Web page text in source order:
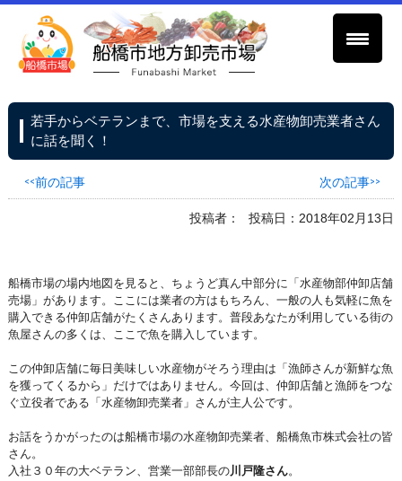
若手からベテランまで、市場を支える水産物卸売業者さん
に話を聞く！
<<前の記事 次の記事>>
投稿者： 投稿日：2018年02月13日
船橋市場の場内地図を見ると、ちょうど真ん中部分に「水産物部仲卸店舗
売場」があります。ここには業者の方はもちろん、一般の人も気軽に魚を
購入できる仲卸店舗がたくさんあります。普段あなたが利用している街の
魚屋さんの多くは、ここで魚を購入しています。
この仲卸店舗に毎日美味しい水産物がそろう理由は「漁師さんが新鮮な魚
を獲ってくるから」だけではありません。今回は、仲卸店舗と漁師をつな
ぐ立役者である「水産物卸売業者」さんが主人公です。
お話をうかがったのは船橋市場の水産物卸売業者、船橋魚市株式会社の皆
さん。
入社３０年の大ベテラン、営業一部部長の川戸隆さん。